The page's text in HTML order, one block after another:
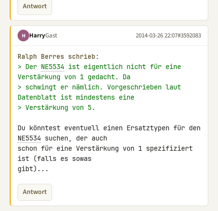
Antwort
H HarryGast 2014-03-26 22:07#3592083
Ralph Berres schrieb:
> Der NE5534 ist eigentlich nicht für eine
Verstärkung von 1 gedacht. Da
> schwingt er nämlich. Vorgeschrieben laut
Datenblatt ist mindestens eine
> Verstärkung von 5.
NE5534 suchen, der auch
schon für eine Verstärkung von 1 spezifiziert
ist (falls es sowas
gibt)...
Antwort